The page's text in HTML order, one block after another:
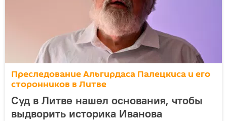
Преследование Альгирдаса Палецкиса и его
сторонников в Литве
Суд в Литве нашел основания, чтобы
выдворить историка Иванова